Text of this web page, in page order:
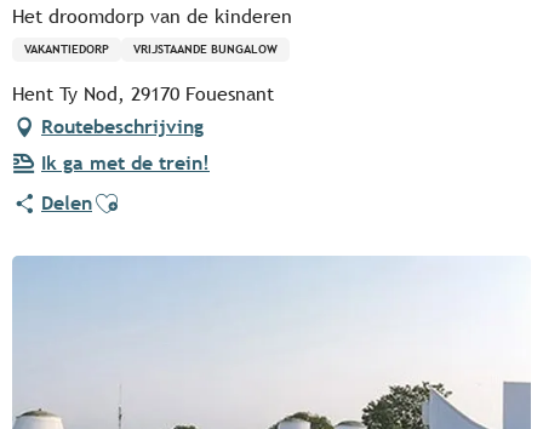
Het droomdorp van de kinderen
VAKANTIEDORP VRIJSTAANDE BUNGALOW
Hent Ty Nod, 29170 Fouesnant
Routebeschrijving
Ik ga met de trein!
DelenAjouter aux favoris